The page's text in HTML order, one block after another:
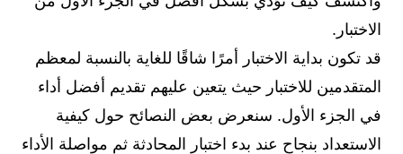
الاختبار.
قد تكون بداية الاختبار أمرًا شاقًا للغاية بالنسبة لمعظم
المتقدمين للاختبار حيث يتعين عليهم تقديم أفضل أداء
في الجزء الأول. سنعرض بعض النصائح حول كيفية
الاستعداد بنجاح عند بدء اختبار المحادثة ثم مواصلة الأداء